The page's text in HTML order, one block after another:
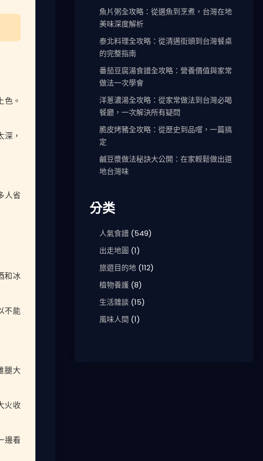
色。
深，
人省
和冰
不能
腿大
火收
邊看
魚片粥全攻略：從選魚到烹煮，台灣在地
美味深度解析
泰北料理全攻略：從清邁街頭到台灣餐桌
的完整指南
番茄豆腐湯食譜全攻略：營養價值與家常
做法一次學會
洋蔥濃湯全攻略：從家常做法到台灣必喝
餐廳，一次解決所有疑問
脆皮烤豬全攻略：從歷史到品嚐，一篇搞
定
鹹豆漿做法秘訣大公開：在家輕鬆做出道
地台灣味
分类
人氣食譜(549)
出走地圖 (1)
旅遊目的地(112)
植物養護(8)
生活雜談 (15)
風味人間 (1)